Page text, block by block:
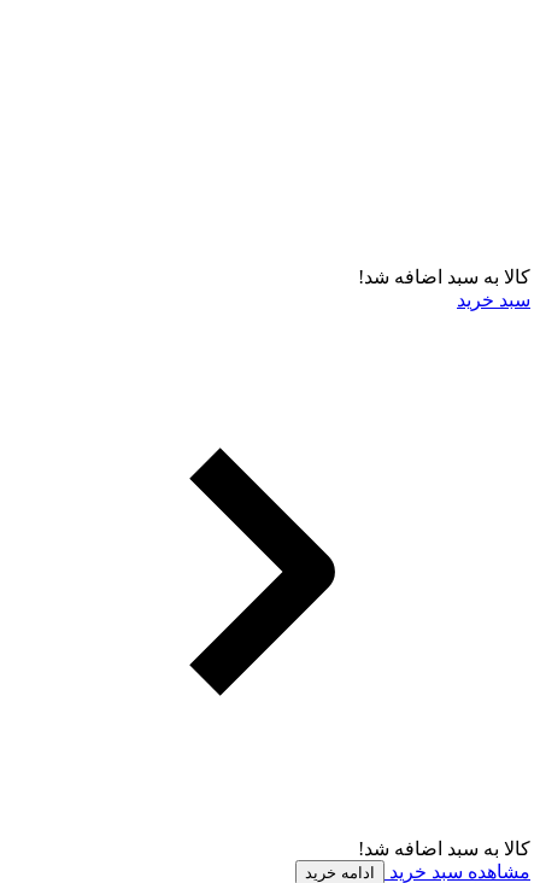
کالا به سبد اضافه شد!
سبد خرید
کالا به سبد اضافه شد!
مشاهده سبد خرید
ادامه خرید